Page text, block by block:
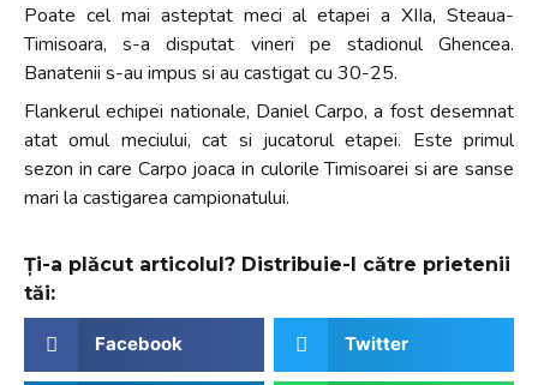
Poate cel mai asteptat meci al etapei a XIIa, Steaua-
Timisoara, s-a disputat vineri pe stadionul Ghencea.
Banatenii s-au impus si au castigat cu 30-25.
Flankerul echipei nationale, Daniel Carpo, a fost desemnat
atat omul meciului, cat si jucatorul etapei. Este primul
sezon in care Carpo joaca in culorile Timisoarei si are sanse
mari la castigarea campionatului.
Ți-a plăcut articolul? Distribuie-l către prietenii
tăi:
Facebook Twitter